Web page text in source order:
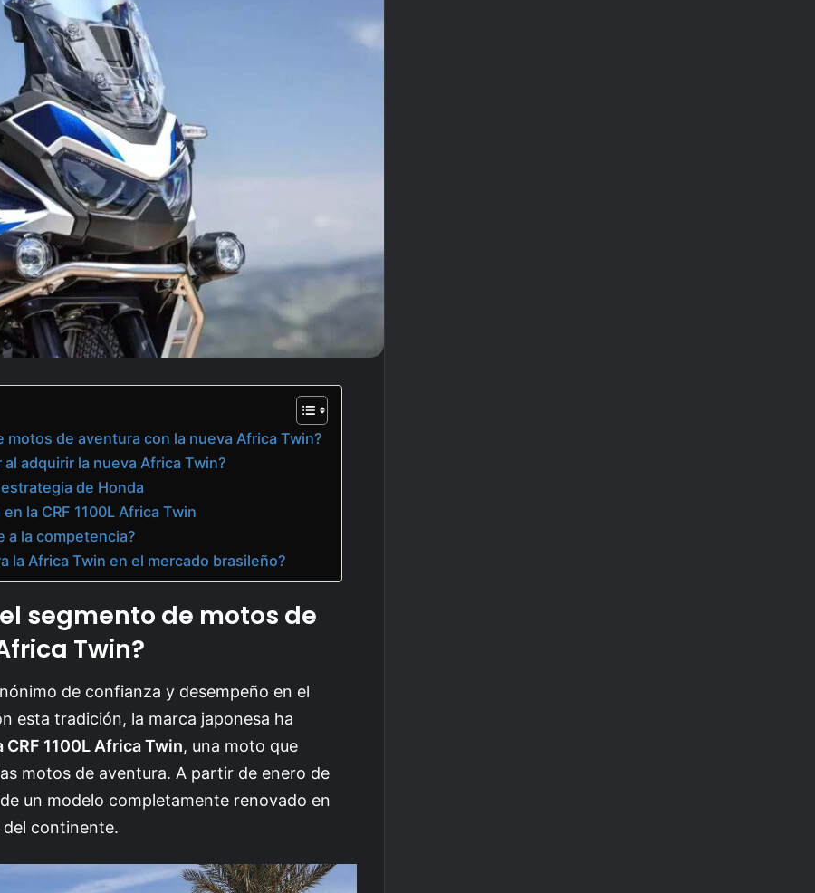
de aventura con la nueva Africa Twin?
adquirir la nueva Africa Twin?
de Honda
la CRF 1100L Africa Twin
a la competencia?
la Africa Twin en el mercado brasileño?
segmento de motos de
Twin?
de confianza y desempeño en el
esta tradición, la marca japonesa ha
CRF 1100L Africa Twin, una moto que
motos de aventura. A partir de enero de
un modelo completamente renovado en
continente.